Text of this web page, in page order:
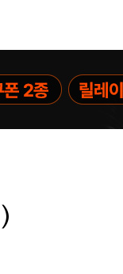
)